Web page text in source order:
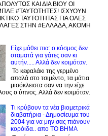
ΚΑΙ ΔΙΑ ΒΙΟΥ ΟΙ
#ΤΑΥΤΟΤΗΤΕΣ! ΙΣΧΥΟΥΝ
ΤΑΥΤΟΤΗΤΑΣ ΓΙΑ ΟΛΕΣ
ΣΤΗΝ #ΕΛΛΑΔΑ, ΑΚΟΜΗ
Είχε μάθει πια: ο κόσμος δεν
σταματά για γάτες σαν κι
αυτήν..... Αλλά δεν κοιμόταν.
Το κεφαλάκι της γερμένο
απαλά στο τσιμέντο, τα μάτια
μισόκλειστα σαν να την είχε
ο ύπνος. Αλλά δεν κοιμόταν.
Τι κρύβουν τα νέα βιομετρικά
διαβατήρια - Δημοσίευμα του
2004 για να μην σας πιάνουν
κορόιδα.. απο ΤΟ ΒΗΜΑ